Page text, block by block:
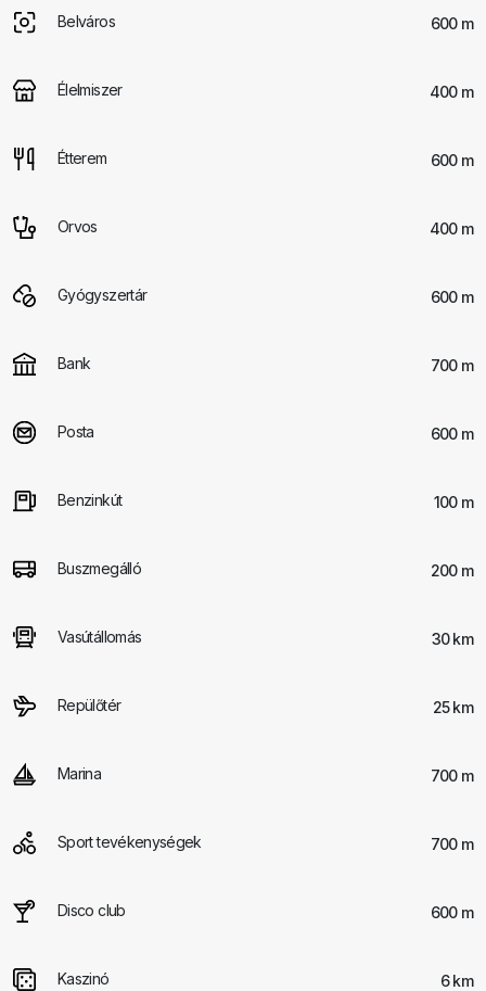
Belváros 600 m
Élelmiszer 400 m
Étterem 600 m
Orvos 400 m
Gyógyszertár 600 m
Bank 700 m
Posta 600 m
Benzinkút 100 m
Buszmegálló 200 m
Vasútállomás 30 km
Repülőtér 25 km
Marina 700 m
Sport tevékenységek 700 m
Disco club 600 m
Kaszinó 6 km